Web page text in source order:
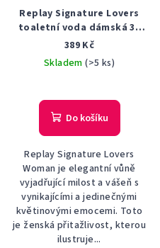
Replay Signature Lovers
toaletní voda dámská 30
ml
389 Kč
Skladem(>5 ks)
Do košíku
Replay Signature Lovers
Woman je elegantní vůně
vyjadřující milost a vášeň s
vynikajícími a jedinečnými
květinovými emocemi. Toto
je ženská přitažlivost, kterou
ilustruje...